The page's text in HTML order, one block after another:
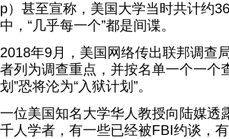
p）甚至宣称，美国大学当时共计约
中，“几乎每一个”都是间谍。
2018年9月，美国网络传出联邦调查
者列为调查重点，并按名单一个一个
划”恐将沦为“入狱计划”。
一位美国知名大学华人教授向陆媒透
千人学者，有一些已经被FBI约谈，